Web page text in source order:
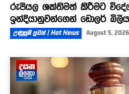
රුපියල ශක්තිමත් කිරීමට
ඉන්දියානුවන්ගෙන් ඩොලර්
උණුසුම් පුවත් | Hot News August 5, 2026